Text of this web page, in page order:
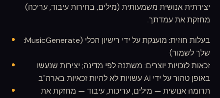
יצירתית אנושית משמעותית (מילים, בחירות עיבוד, עריכה)
מחזקת את עמדתך.
בעלות חוזית: מוענקת על ידי רישיון הכלי (MusicGenerate:
שלך לשמור)
זכאות לזכויות יוצרים: משתנה לפי מדינה; יצירות שנעשו
באופן טהור על ידי AI עשויות לא להיות זכאיות בארה"ב
תרומה אנושית — מילים, עריכות, עיבוד — מחזקת את